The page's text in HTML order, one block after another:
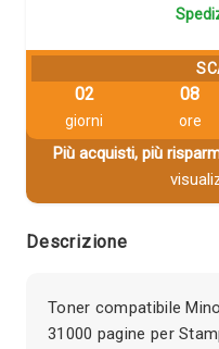
02
giorni
08
ore
Più acquisti, più
Descrizione
Toner compatibile
31000 pagine per